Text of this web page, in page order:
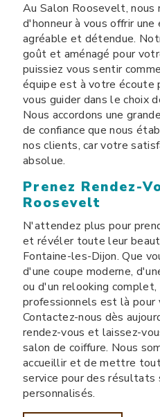
Au Salon Roosevelt,
d'honneur à vous offrir
agréable et détendue.
goût et aménagé pour
puissiez vous sentir
équipe est à votre écoute
vous guider dans le choix
Nous accordons une
de confiance que nous
nos clients, car votre
absolue.
Prenez Rendez-
Roosevelt
N'attendez plus pour
et révéler toute leur
Fontaine-les-Dijon. Que
d'une coupe moderne,
ou d'un relooking
professionnels est là pour
Contactez-nous dès
rendez-vous et laissez-
salon de coiffure. Nous
accueillir et de mettre
service pour des résultats
personnalisés.